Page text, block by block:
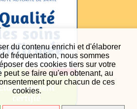
du contenu enrichi et d'élaborer
fréquentation, nous sommes
des cookies tiers sur votre
peut se faire qu'en obtenant, au
pour chacun de ces
cookies.